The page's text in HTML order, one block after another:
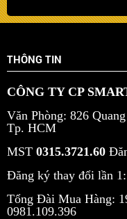
THÔNG TIN
CÔNG TY CP
Văn Phòng: 826
Tp. HCM
MST 0315.3721.60
Đăng ký thay đổi lần
Tổng Đài Mua Hàng:
0981.109.396